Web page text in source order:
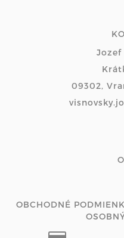
Jozef
09302,
OBCHODNÉ